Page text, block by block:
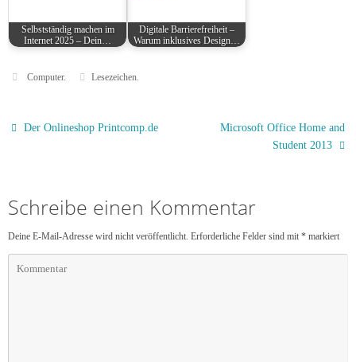
Selbstständig machen im
Internet 2025 – Dein…
Digitale Barrierefreiheit –
Warum inklusives Design…
Computer. Lesezeichen.
Der Onlineshop Printcomp.de
Microsoft Office Home and
Student 2013
Schreibe einen Kommentar
Deine E-Mail-Adresse wird nicht veröffentlicht. Erforderliche Felder sind mit * markiert